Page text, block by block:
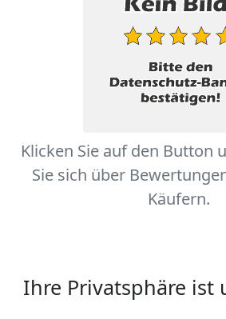
Klicken Sie auf den Button
Sie sich über
Käufern.
Ihre Privatsphäre ist